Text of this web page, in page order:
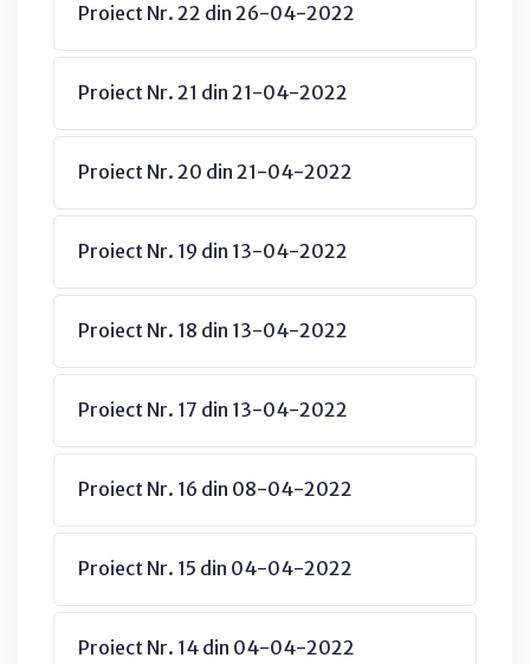
Proiect Nr. 22 din 26-04-2022
Proiect Nr. 21 din 21-04-2022
Proiect Nr. 20 din 21-04-2022
Proiect Nr. 19 din 13-04-2022
Proiect Nr. 18 din 13-04-2022
Proiect Nr. 17 din 13-04-2022
Proiect Nr. 16 din 08-04-2022
Proiect Nr. 15 din 04-04-2022
Proiect Nr. 14 din 04-04-2022